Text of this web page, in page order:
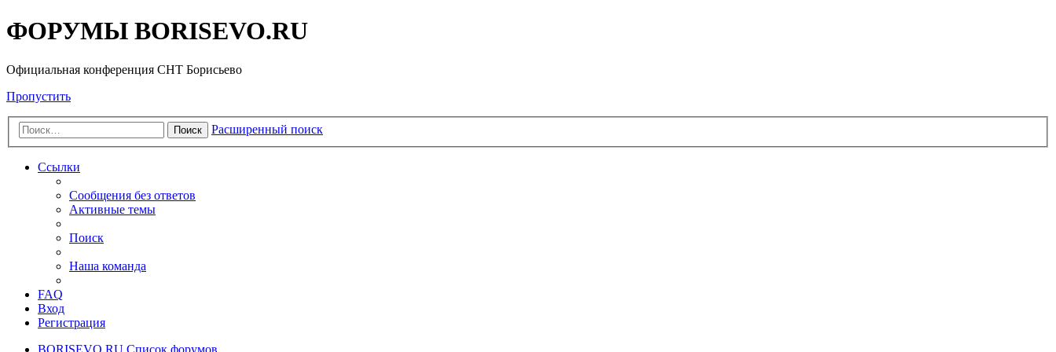
ФОРУМЫ BORISEVO.RU
Официальная конференция СНТ Борисьево
Пропустить
Поиск Расширенный поиск
Ссылки
Сообщения без ответов
Активные темы
Поиск
Наша команда
FAQ
Вход
Регистрация